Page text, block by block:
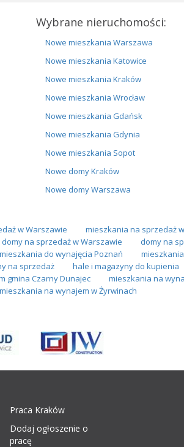
Wybrane nieruchomości:
Nowe mieszkania Warszawa
Nowe mieszkania Katowice
Nowe mieszkania Kraków
Nowe mieszkania Wrocław
Nowe mieszkania Gdańsk
Nowe mieszkania Gdynia
Nowe mieszkania Sopot
Nowe domy Kraków
Nowe domy Warszawa
w Warszawie
mieszkania na sprzedaż
domy na sprzedaż w Warszawie
domy na
mieszkania do wynajęcia Poznań
na sprzedaż hale i magazyny do kupienia
gmina Czarny Dunajec
mieszkania na
mieszkania na wynajem w Żyrwinach
Praca Kraków
Dodaj ogłoszenie o
pracę